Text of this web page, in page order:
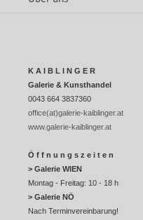
K A I B L I N G E R
Galerie & Kunsthandel
0043 664 3837360
office(at)galerie-kaiblinger.at
www.galerie-kaiblinger.at
Ö f f n u n g s z e i t e n
> Galerie WIEN
Montag - Freitag: 10 - 18 h
> Galerie NÖ
Nach Terminvereinbarung!